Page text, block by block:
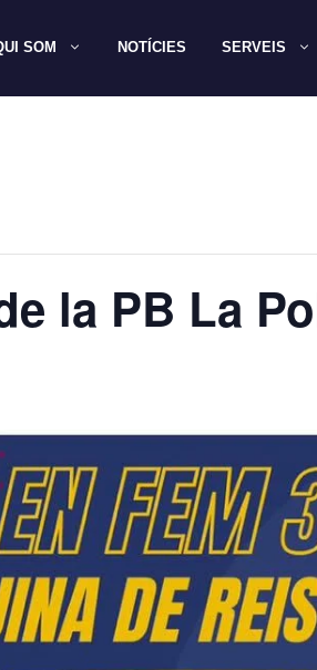
SOM NOTÍCIES SERVEIS
la PB La